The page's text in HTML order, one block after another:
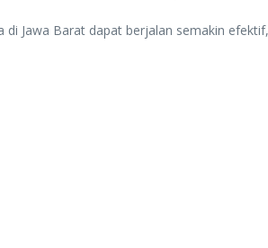
Jawa Barat dapat berjalan semakin